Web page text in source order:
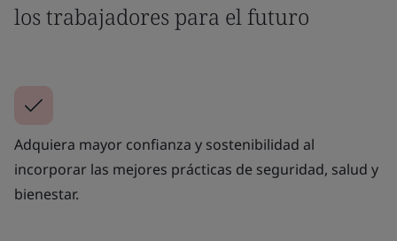
los trabajadores para el futuro
Adquiera mayor confianza y sostenibilidad al
incorporar las mejores prácticas de seguridad, salud y
bienestar.